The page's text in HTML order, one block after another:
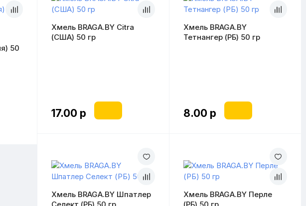
50
Хмель BRAGA.BY Citra
(США) 50 гр
17.00 р
Хмель BRAGA.BY
Тетнангер (РБ) 50 гр
8.00 р
Хмель BRAGA.BY Шпатлер
Хмель BRAGA.BY Перле